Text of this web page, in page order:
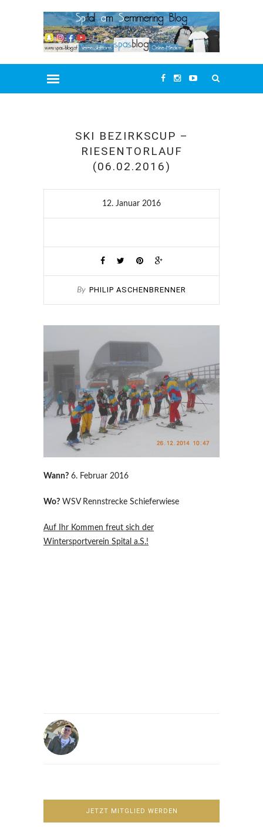
SKI BEZIRKSCUP –
RIESENTORLAUF
(06.02.2016)
12. Januar 2016
By PHILIP ASCHENBRENNER
Wann? 6. Februar 2016
Wo? WSV Rennstrecke Schieferwiese
Auf Ihr Kommen freut sich der
Wintersportverein Spital a.S.!
JETZT MITGLIED WERDEN